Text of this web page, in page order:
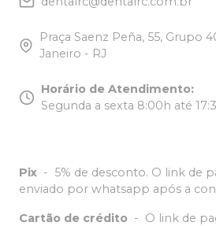
Praça Saenz Peña, 55, Grupo
Janeiro - RJ
Horário de Atendimento:
Segunda a sexta 8:00h até
Pix - 5% de desconto. O link de
enviado por whatsapp após a
Cartão de crédito - O link de